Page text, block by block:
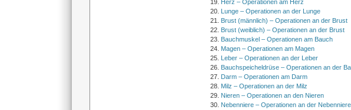
Herz – Operationen am Herz
Lunge – Operationen an der Lunge
Brust (männlich) – Operationen an der Brust
Brust (weiblich) – Operationen an der Brust
Bauchmuskel – Operationen am Bauch
Magen – Operationen am Magen
Leber – Operationen an der Leber
Bauchspeicheldrüse – Operationen an der
Darm – Operationen am Darm
Milz – Operationen an der Milz
Nieren – Operationen an den Nieren
Nebenniere – Operationen an der Nebenniere